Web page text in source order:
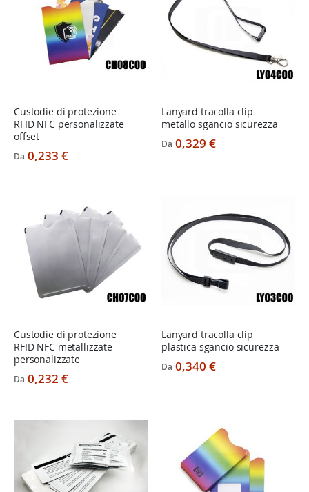
Custodie di protezione
RFID NFC personalizzate
offset
Da 0,233 €
Lanyard tracolla clip
metallo sgancio sicurezza
Da 0,329 €
Custodie di protezione
RFID NFC metallizzate
personalizzate
Da 0,232 €
Lanyard tracolla clip
plastica sgancio sicurezza
Da 0,340 €